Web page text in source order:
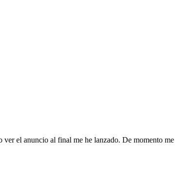
ver el anuncio al final me he lanzado. De momento